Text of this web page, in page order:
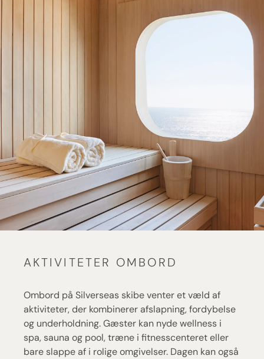
AKTIVITETER OMBORD
Ombord på Silverseas skibe venter et væld af
aktiviteter, der kombinerer afslapning, fordybelse
og underholdning. Gæster kan nyde wellness i
spa, sauna og pool, træne i fitnesscenteret eller
bare slappe af i rolige omgivelser. Dagen kan også